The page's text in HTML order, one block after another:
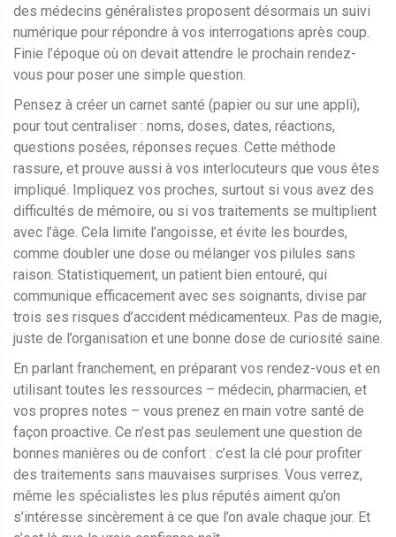
des médecins généralistes proposent désormais un suivi
numérique pour répondre à vos interrogations après coup.
Finie l’époque où on devait attendre le prochain rendez-
vous pour poser une simple question.
Pensez à créer un carnet santé (papier ou sur une appli),
pour tout centraliser : noms, doses, dates, réactions,
questions posées, réponses reçues. Cette méthode
rassure, et prouve aussi à vos interlocuteurs que vous êtes
impliqué. Impliquez vos proches, surtout si vous avez des
difficultés de mémoire, ou si vos traitements se multiplient
avec l’âge. Cela limite l’angoisse, et évite les bourdes,
comme doubler une dose ou mélanger vos pilules sans
raison. Statistiquement, un patient bien entouré, qui
communique efficacement avec ses soignants, divise par
trois ses risques d’accident médicamenteux. Pas de magie,
juste de l’organisation et une bonne dose de curiosité saine.
En parlant franchement, en préparant vos rendez-vous et en
utilisant toutes les ressources – médecin, pharmacien, et
vos propres notes – vous prenez en main votre santé de
façon proactive. Ce n’est pas seulement une question de
bonnes manières ou de confort : c’est la clé pour profiter
des traitements sans mauvaises surprises. Vous verrez,
même les spécialistes les plus réputés aiment qu’on
s’intéresse sincèrement à ce que l’on avale chaque jour. Et